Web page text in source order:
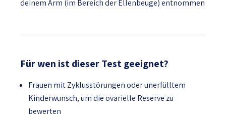
deinem Arm (im Bereich der Ellenbeuge) entnommen
Für wen ist dieser Test geeignet?
Frauen mit Zyklusstörungen oder unerfülltem
Kinderwunsch, um die ovarielle Reserve zu
bewerten